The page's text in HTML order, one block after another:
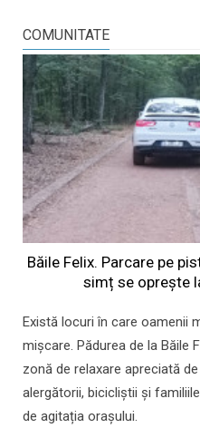
COMUNITATE
Băile Felix. Parcare pe
simț se oprește
Există locuri în care oamenii
mișcare. Pădurea de la Băile
zonă de relaxare apreciată
alergătorii, bicicliștii și
de agitația orașului.